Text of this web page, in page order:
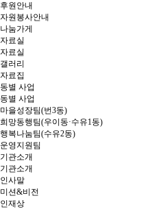
후원안내
자원봉사안내
나눔가게
자료실
자료실
갤러리
자료집
동별 사업
동별 사업
마을성장팀(번3동)
희망동행팀(우이동·수유1동)
행복나눔팀(수유2동)
운영지원팀
기관소개
기관소개
인사말
미션&비전
인재상